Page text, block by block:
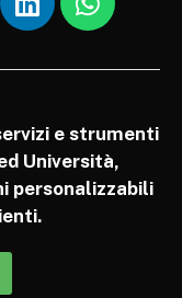
e strumenti
Università,
personalizzabili